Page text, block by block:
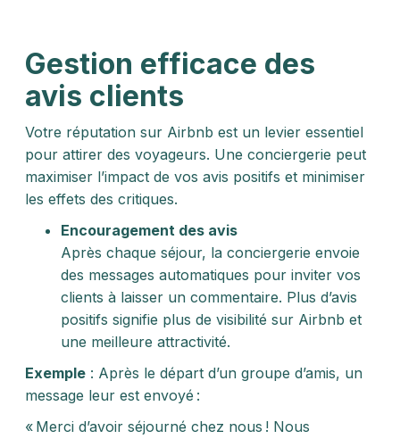
Gestion efficace des
avis clients
Votre réputation sur Airbnb est un levier essentiel
pour attirer des voyageurs. Une conciergerie peut
maximiser l’impact de vos avis positifs et minimiser
les effets des critiques.
Encouragement des avis
Après chaque séjour, la conciergerie envoie
des messages automatiques pour inviter vos
clients à laisser un commentaire. Plus d’avis
positifs signifie plus de visibilité sur Airbnb et
une meilleure attractivité.
Exemple : Après le départ d’un groupe d’amis, un
message leur est envoyé :
« Merci d’avoir séjourné chez nous ! Nous